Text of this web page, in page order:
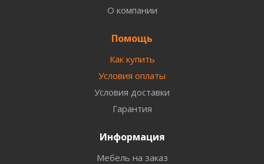
О компании
Помощь
Как купить
Условия оплаты
Условия доставки
Гарантия
Информация
Мебель на заказ